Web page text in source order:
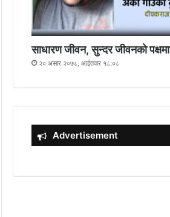
साधारण जीवन, सुन्दर जीवनको पक्षमा
२० असार २०७८, आईतवार १८:०८
Advertisement